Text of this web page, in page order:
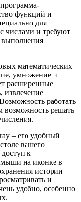
функций и
для
числами и требуют
выполнения
математических
умножение и
расширенные
извлечение
работать
возможность решать
– его удобный
вашего
к
мыши на иконке в
истории
и
удобно, особенно